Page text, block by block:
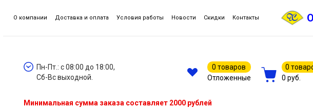
О компании Доставка и оплата Условия работы Новости Скидки Контакты
Пн-Пт.: с 08:00 до 18:00,
Сб-Вс выходной.
0 товаров
Отложенные
0
0 руб.
Минимальная сумма заказа составляет 2000 рублей